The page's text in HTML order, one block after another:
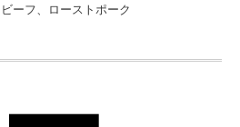
ビーフ、ローストポーク